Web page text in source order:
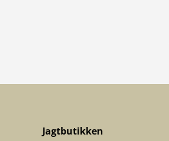
Jagtbutikken